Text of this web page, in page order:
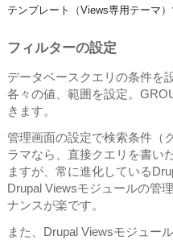
テンプレート（Views専用テーマ）
フィルターの設定
データベースクエリの条件を
各々の値、範囲を設定。
きます。
管理画面の設定で検索条件（
ラマなら、直接クエリを書い
ますが、常に進化している
Drupal Viewsモジュールの管
ナンスが楽です。
また、Drupal Viewsモジュー